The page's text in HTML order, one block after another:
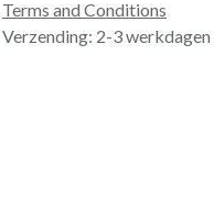
Terms and Conditions
Verzending: 2-3 werkdagen